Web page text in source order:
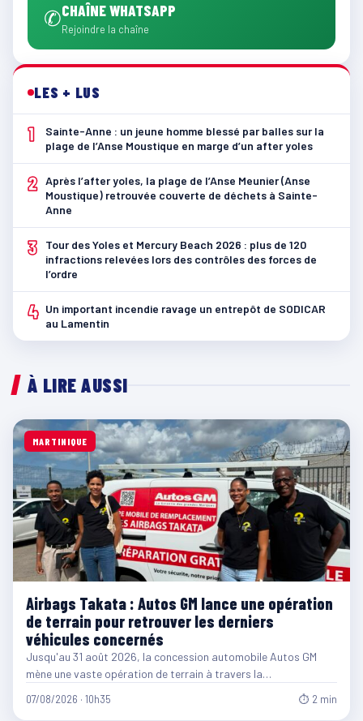
✆CHAÎNE WHATSAPP
Rejoindre la chaîne
LES + LUS
1
Sainte-Anne : un jeune homme blessé par balles sur la
plage de l’Anse Moustique en marge d’un after yoles
2 Après l’after yoles, la plage de l’Anse Meunier (Anse
Moustique) retrouvée couverte de déchets à Sainte-
Anne
3
Tour des Yoles et Mercury Beach 2026 : plus de 120
infractions relevées lors des contrôles des forces de
l’ordre
4 Un important incendie ravage un entrepôt de SODICAR
au Lamentin
À LIRE AUSSI
MARTINIQUE
Airbags Takata : Autos GM lance une opération
de terrain pour retrouver les derniers
véhicules concernés
Jusqu'au 31 août 2026, la concession automobile Autos GM
mène une vaste opération de terrain à travers la…
07/08/2026 · 10h35 ⏱ 2 min